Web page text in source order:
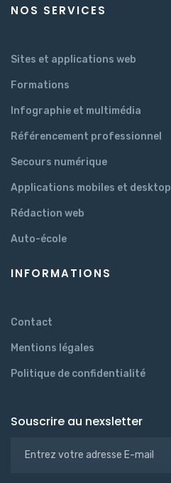
NOS SERVICES
Sites et applications web
Formations
Infographie et multimédia
Référencement professionnel
Secours numérique
Applications mobiles et desktop
Rédaction web
Auto-école
INFORMATIONS
Contact
Mentions légales
Politique de confidentialité
Souscrire au nexsletter